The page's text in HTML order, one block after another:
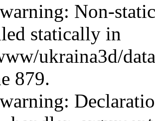
Non-
statically in
ukraina3d/
879.